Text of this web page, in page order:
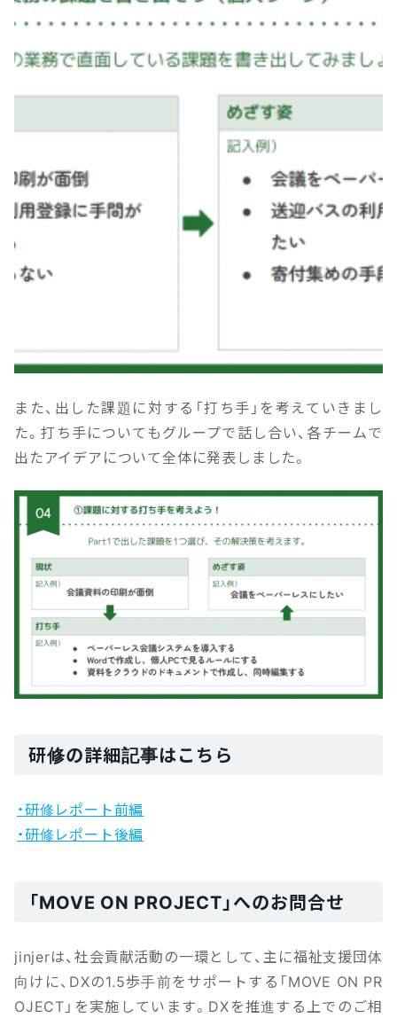
また、出した課題に対する「打ち手」を考えていきまし
た。打ち手についてもグループで話し合い、各チームで
出たアイデアについて全体に発表しました。
研修の詳細記事はこちら
・研修レポート前編
・研修レポート後編
「MOVE ON PROJECT」へのお問合せ
jinjerは、社会貢献活動の一環として、主に福祉支援団体
向けに、DXの1.5歩手前をサポートする「MOVE ON PR
OJECT」を実施しています。DXを推進する上でのご相